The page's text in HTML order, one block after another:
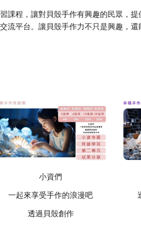
課程，讓對貝殼手作有興趣的民眾，
流平台。讓貝殼手作力不只是興趣，還
小資們
一起來享受手作的浪漫吧
透過貝殼創作